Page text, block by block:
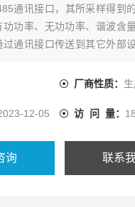
通讯接口，其所采样得到
功功率、无功功率、谐波含
过通讯接口传送到其它外部
厂商性质：
12-05 访 问 量：
询 联系我